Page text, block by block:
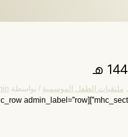
, ملتقيات الطفل الموسمية / بواسطة